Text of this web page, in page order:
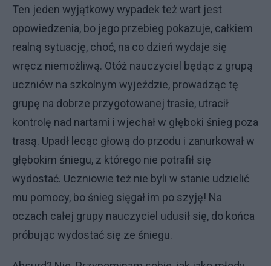
Ten jeden wyjątkowy wypadek też wart jest
opowiedzenia, bo jego przebieg pokazuje, całkiem
realną sytuację, choć, na co dzień wydaje się
wręcz niemożliwą. Otóż nauczyciel będąc z grupą
uczniów na szkolnym wyjeździe, prowadząc tę
grupę na dobrze przygotowanej trasie, utracił
kontrolę nad nartami i wjechał w głęboki śnieg poza
trasą. Upadł lecąc głową do przodu i zanurkował w
głębokim śniegu, z którego nie potrafił się
wydostać. Uczniowie też nie byli w stanie udzielić
mu pomocy, bo śnieg sięgał im po szyję! Na
oczach całej grupy nauczyciel udusił się, do końca
próbując wydostać się ze śniegu.